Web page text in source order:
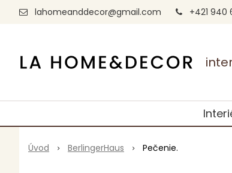
lahomeanddecor@gmail.com +421 940
Úvod BerlingerHaus Pečenie.